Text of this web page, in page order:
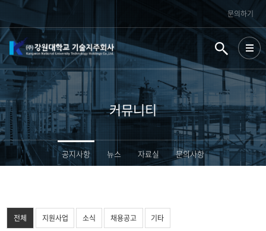
문의하기
커뮤니티
공지사항 뉴스 자료실 문의사항
전체 지원사업 소식 채용공고 기타